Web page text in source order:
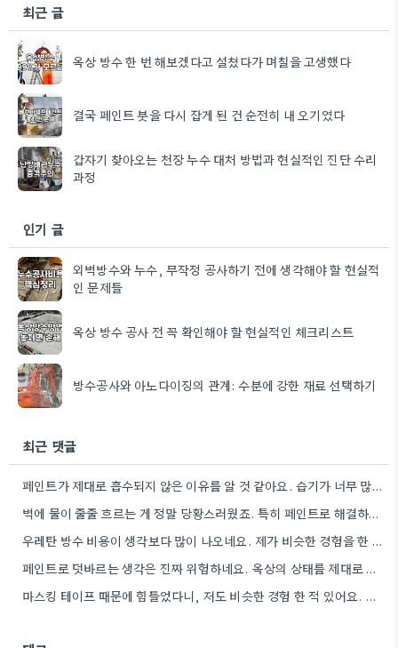
최근 글
옥상 방수 한 번 해보겠다고 설쳤다가 며칠을 고생했다
결국 페인트 붓을 다시 잡게 된 건 순전히 내 오기였다
갑자기 찾아오는 천장 누수 대처 방법과 현실적인 진단 수리
과정
인기 글
외벽방수와 누수, 무작정 공사하기 전에 생각해야 할 현실적
인 문제들
옥상 방수 공사 전 꼭 확인해야 할 현실적인 체크리스트
방수공사와 아노다이징의 관계: 수분에 강한 재료 선택하기
최근 댓글
페인트가 제대로 흡수되지 않은 이유를 알 것 같아요. 습기가 너무 많아서 페인트의 역할이 어려웠던 거죠.
벽에 물이 줄줄 흐르는 게 정말 당황스러웠죠. 특히 페인트로 해결하려다 시간과 노력을 너무 많이 썼다는…
우레탄 방수 비용이 생각보다 많이 나오네요. 제가 비슷한 경험을 한 적 있는데, 그땐 전문 기술자에게…
페인트로 덧바르는 생각은 진짜 위험하네요. 옥상의 상태를 제대로 파악하기도 전에, 시간과 노력을 너무 많이 쏟았다는…
마스킹 테이프 때문에 힘들었다니, 저도 비슷한 경험 한 적 있어요. 좁은 공간에서 혼자 하는 게…